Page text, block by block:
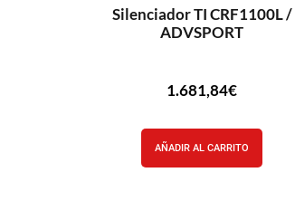
Silenciador TI CRF1100L /
ADVSPORT
1.681,84€
AÑADIR AL CARRITO